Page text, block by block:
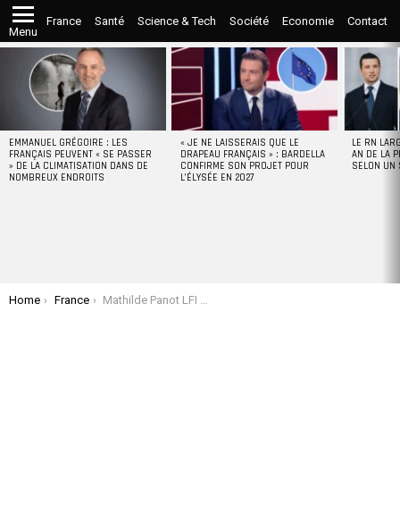
Menu
France Santé Science & Tech Société Economie Contact
STORIES
EMMANUEL GRÉGOIRE : LES
FRANÇAIS PEUVENT « SE PASSER
» DE LA CLIMATISATION DANS DE
NOMBREUX ENDROITS
« JE NE LAISSERAIS QUE LE
DRAPEAU FRANÇAIS » : BARDELLA
CONFIRME SON PROJET POUR
L’ÉLYSÉE EN 2027
LE RN
AN DE LA
SELON UN
You are here:
Home France Mathilde Panot LFI sur BFM TV : « Netanyahou et un criminel de guerre »